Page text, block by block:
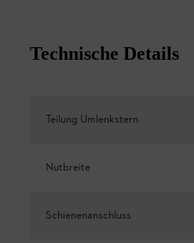
Technische Details
Teilung Umlenkstern
Nutbreite
Schienenanschluss